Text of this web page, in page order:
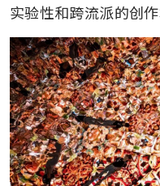
实验性和跨流派的创作